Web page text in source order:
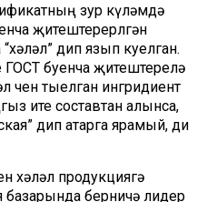
зур күләмдә
җитештерерлгән
дип язып куелган.
ГОСТ буенча җитештерелә
өчен тыелган ингридиент
ите составтан алынса,
дип атарга ярамый, ди
хәләл продукциягә
берничә лидер